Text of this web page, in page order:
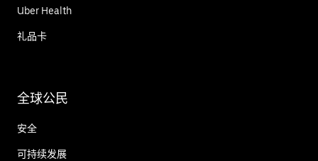
Uber Health
礼品卡
全球公民
安全
可持续发展